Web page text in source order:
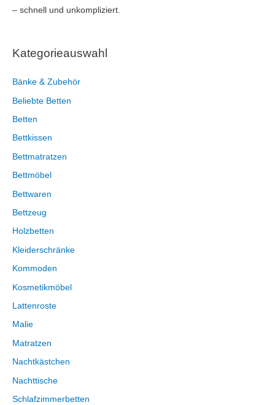
Kategorieauswahl
Bänke & Zubehör
Beliebte Betten
Betten
Bettkissen
Bettmatratzen
Bettmöbel
Bettwaren
Bettzeug
Holzbetten
Kleiderschränke
Kommoden
Kosmetikmöbel
Lattenroste
Malie
Matratzen
Nachtkästchen
Nachttische
Schlafzimmerbetten
– schnell und unkompliziert.